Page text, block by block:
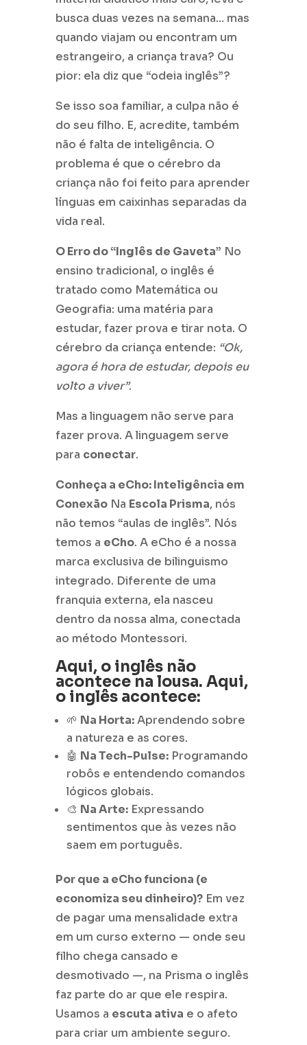
busca duas vezes na semana… mas
quando viajam ou encontram um
estrangeiro, a criança trava? Ou
pior: ela diz que “odeia inglês”?
Se isso soa familiar, a culpa não é
do seu filho. E, acredite, também
não é falta de inteligência. O
problema é que o cérebro da
criança não foi feito para aprender
línguas em caixinhas separadas da
vida real.
O Erro do “Inglês de Gaveta” No
ensino tradicional, o inglês é
tratado como Matemática ou
Geografia: uma matéria para
estudar, fazer prova e tirar nota. O
cérebro da criança entende: “Ok,
agora é hora de estudar, depois eu
volto a viver”.
Mas a linguagem não serve para
fazer prova. A linguagem serve
para conectar.
Conheça a eCho: Inteligência em
ConexãoNa Escola Prisma, nós
não temos “aulas de inglês”. Nós
temos a eCho. A eCho é a nossa
marca exclusiva de bilinguismo
integrado. Diferente de uma
franquia externa, ela nasceu
dentro da nossa alma, conectada
ao método Montessori.
Aqui, o inglês não
acontece na lousa. Aqui,
o inglês acontece:
🌱 Na Horta:Aprendendo sobre
a natureza e as cores.
🤖 Na Tech-Pulse:Programando
robôs e entendendo comandos
lógicos globais.
🎨 Na Arte:Expressando
sentimentos que às vezes não
saem em português.
Por que a eCho funciona (e
economiza seu dinheiro)?Em vez
de pagar uma mensalidade extra
em um curso externo — onde seu
filho chega cansado e
desmotivado —, na Prisma o inglês
faz parte do ar que ele respira.
Usamos a escuta ativa e o afeto
para criar um ambiente seguro.